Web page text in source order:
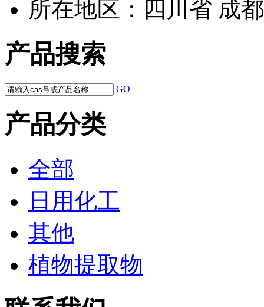
所在地区： 四川省 成都
产品搜索
GO
产品分类
全部
日用化工
其他
植物提取物